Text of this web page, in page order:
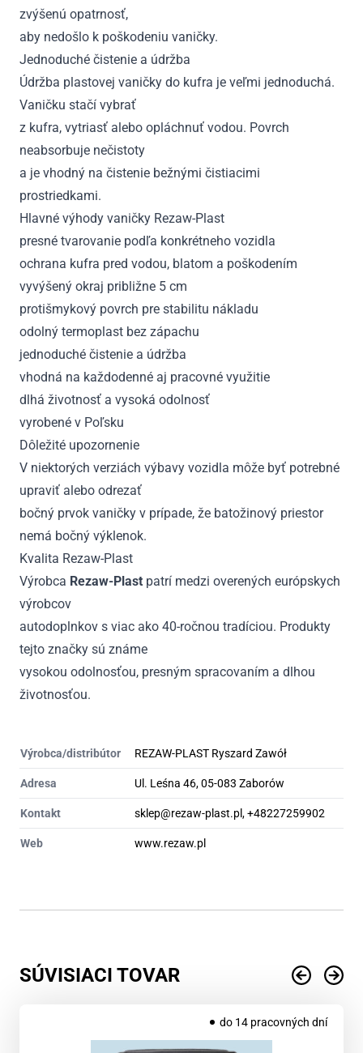
zvýšenú opatrnosť,
aby nedošlo k poškodeniu vaničky.
Jednoduché čistenie a údržba
Údržba plastovej vaničky do kufra je veľmi jednoduchá.
Vaničku stačí vybrať
z kufra, vytriasť alebo opláchnuť vodou. Povrch
neabsorbuje nečistoty
a je vhodný na čistenie bežnými čistiacimi
prostriedkami.
Hlavné výhody vaničky Rezaw-Plast
presné tvarovanie podľa konkrétneho vozidla
ochrana kufra pred vodou, blatom a poškodením
vyvýšený okraj približne 5 cm
protišmykový povrch pre stabilitu nákladu
odolný termoplast bez zápachu
jednoduché čistenie a údržba
vhodná na každodenné aj pracovné využitie
dlhá životnosť a vysoká odolnosť
vyrobené v Poľsku
Dôležité upozornenie
V niektorých verziách výbavy vozidla môže byť potrebné
upraviť alebo odrezať
bočný prvok vaničky v prípade, že batožinový priestor
nemá bočný výklenok.
Kvalita Rezaw-Plast
Výrobca Rezaw-Plast patrí medzi overených európskych
výrobcov
autodoplnkov s viac ako 40-ročnou tradíciou. Produkty
tejto značky sú známe
vysokou odolnosťou, presným spracovaním a dlhou
životnosťou.
Výrobca/distribútor REZAW-PLAST Ryszard Zawół
Adresa Ul. Leśna 46, 05-083 Zaborów
Kontakt sklep@rezaw-plast.pl, +48227259902
Web www.rezaw.pl
SÚVISIACI TOVAR
do 14 pracovných dní